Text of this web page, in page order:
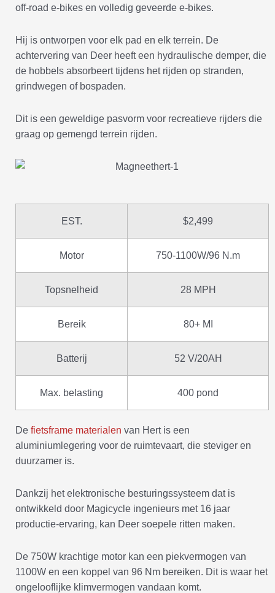
off-road e-bikes en volledig geveerde e-bikes.
Hij is ontworpen voor elk pad en elk terrein. De
achtervering van Deer heeft een hydraulische demper, die
de hobbels absorbeert tijdens het rijden op stranden,
grindwegen of bospaden.
Dit is een geweldige pasvorm voor recreatieve rijders die
graag op gemengd terrein rijden.
EST. $2,499
Motor 750-1100W/96 N.m
Topsnelheid 28 MPH
Bereik 80+ MI
Batterij 52 V/20AH
Max. belasting 400 pond
De fietsframe materialen van Hert is een
aluminiumlegering voor de ruimtevaart, die steviger en
duurzamer is.
Dankzij het elektronische besturingssysteem dat is
ontwikkeld door Magicycle ingenieurs met 16 jaar
productie-ervaring, kan Deer soepele ritten maken.
De 750W krachtige motor kan een piekvermogen van
1100W en een koppel van 96 Nm bereiken. Dit is waar het
ongelooflijke klimvermogen vandaan komt.